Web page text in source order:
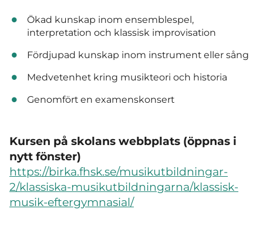
Ökad kunskap inom ensemblespel,
interpretation och klassisk improvisation
Fördjupad kunskap inom instrument eller sång
Medvetenhet kring musikteori och historia
Genomfört en examenskonsert
Kursen på skolans webbplats (öppnas i
nytt fönster)
https://birka.fhsk.se/musikutbildningar-
2/klassiska-musikutbildningarna/klassisk-
musik-eftergymnasial/